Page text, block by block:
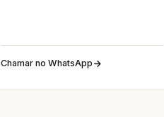
Chamar no WhatsApp